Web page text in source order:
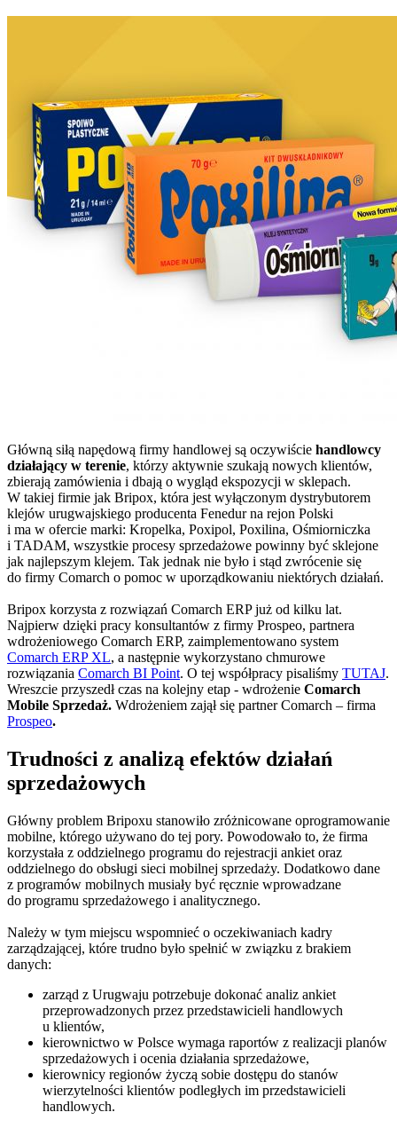
Główną siłą napędową firmy handlowej są oczywiście handlowcy
działający w terenie, którzy aktywnie szukają nowych klientów,
zbierają zamówienia i dbają o wygląd ekspozycji w sklepach.
W takiej firmie jak Bripox, która jest wyłączonym dystrybutorem
klejów urugwajskiego producenta Fenedur na rejon Polski
i ma w ofercie marki: Kropelka, Poxipol, Poxilina, Ośmiorniczka
i TADAM, wszystkie procesy sprzedażowe powinny być sklejone
jak najlepszym klejem. Tak jednak nie było i stąd zwrócenie się
do firmy Comarch o pomoc w uporządkowaniu niektórych działań.
Bripox korzysta z rozwiązań Comarch ERP już od kilku lat.
Najpierw dzięki pracy konsultantów z firmy Prospeo, partnera
wdrożeniowego Comarch ERP, zaimplementowano system
Comarch ERP XL, a następnie wykorzystano chmurowe
rozwiązania Comarch BI Point. O tej współpracy pisaliśmy TUTAJ.
Wreszcie przyszedł czas na kolejny etap - wdrożenie Comarch
Mobile Sprzedaż. Wdrożeniem zajął się partner Comarch – firma
Prospeo.
Trudności z analizą efektów działań
sprzedażowych
Główny problem Bripoxu stanowiło zróżnicowane oprogramowanie
mobilne, którego używano do tej pory. Powodowało to, że firma
korzystała z oddzielnego programu do rejestracji ankiet oraz
oddzielnego do obsługi sieci mobilnej sprzedaży. Dodatkowo dane
z programów mobilnych musiały być ręcznie wprowadzane
do programu sprzedażowego i analitycznego.
Należy w tym miejscu wspomnieć o oczekiwaniach kadry
zarządzającej, które trudno było spełnić w związku z brakiem
danych:
zarząd z Urugwaju potrzebuje dokonać analiz ankiet
przeprowadzonych przez przedstawicieli handlowych
u klientów,
kierownictwo w Polsce wymaga raportów z realizacji planów
sprzedażowych i ocenia działania sprzedażowe,
kierownicy regionów życzą sobie dostępu do stanów
wierzytelności klientów podległych im przedstawicieli
handlowych.